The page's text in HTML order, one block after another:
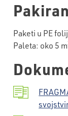
Paketi u PE
Paleta: oko 5 m